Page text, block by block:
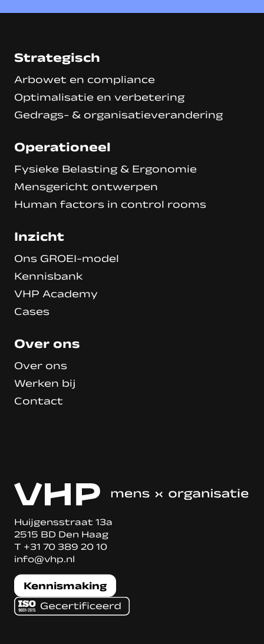
Strategisch
Arbowet en compliance
Optimalisatie en verbetering
Gedrags- & organisatieverandering
Operationeel
Fysieke Belasting & Ergonomie
Mensgericht ontwerpen
Human factors in control rooms
Inzicht
Ons GROEI-model
Kennisbank
VHP Academy
Cases
Over ons
Over ons
Werken bij
Contact
Huijgensstraat 13a
2515 BD Den Haag
T +31 70 389 20 10
info@vhp.nl
Kennismaking